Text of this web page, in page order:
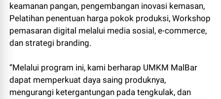
keamanan pangan, pengembangan inovasi kemasan,
Pelatihan penentuan harga pokok produksi, Workshop
pemasaran digital melalui media sosial, e-commerce,
dan strategi branding.
“Melalui program ini, kami berharap UMKM MalBar
dapat memperkuat daya saing produknya,
mengurangi ketergantungan pada tengkulak, dan